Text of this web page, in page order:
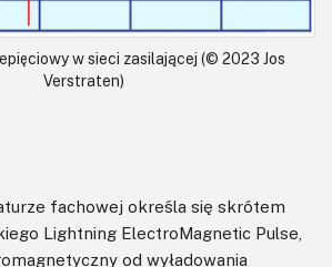
w sieci zasilającej (© 2023 Jos
Verstraten)
fachowej określa się skrótem
Lightning ElectroMagnetic Pulse,
od wyładowania